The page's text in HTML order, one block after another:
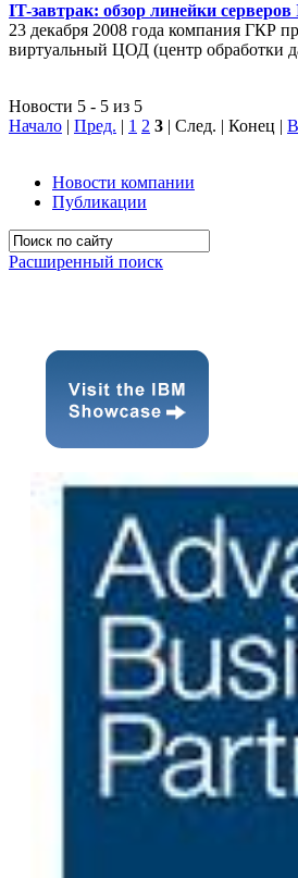
IT-завтрак: обзор линейки
23 декабря 2008 года компания ГКР
виртуальный ЦОД (центр обработки
Новости 5 - 5 из 5
Начало | Пред. | 1 2 3 | След. | Конец |
Новости компании
Публикации
Расширенный поиск